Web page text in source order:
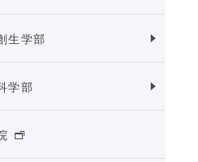
生学部
学部